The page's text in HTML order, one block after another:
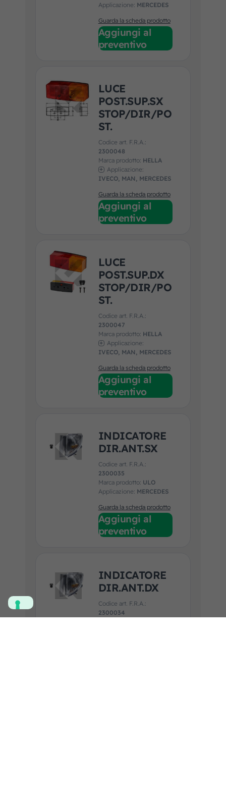
Applicazione: MERCEDES
Guarda la scheda prodotto
Aggiungi al
preventivo
LUCE
POST.SUP.SX
STOP/DIR/PO
ST.
Codice art. F.R.A.:
2300048
Marca prodotto: HELLA
Applicazione:
IVECO, MAN, MERCEDES
Guarda la scheda prodotto
Aggiungi al
preventivo
LUCE
POST.SUP.DX
STOP/DIR/PO
ST.
Codice art. F.R.A.:
2300047
Marca prodotto: HELLA
Applicazione:
IVECO, MAN, MERCEDES
Guarda la scheda prodotto
Aggiungi al
preventivo
INDICATORE
DIR.ANT.SX
Codice art. F.R.A.:
2300035
Marca prodotto: ULO
Applicazione: MERCEDES
Guarda la scheda prodotto
Aggiungi al
preventivo
INDICATORE
DIR.ANT.DX
Codice art. F.R.A.:
2300034